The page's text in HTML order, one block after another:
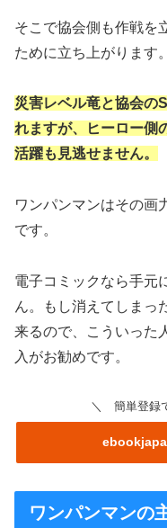
そこで協会側も作戦を
ために立ち上がります。
災害レベル竜と協会の
れますが、ヒーロー側
活躍も見逃せません。
ワンパンマンはその画
です。
電子コミックなら手元
ん。もし消えてしまっ
来るので、こういった
入がお勧めです。
＼ 簡単登録
ワンパンマンの